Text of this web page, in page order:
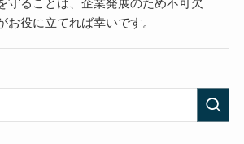
お役に立てれば幸いです。